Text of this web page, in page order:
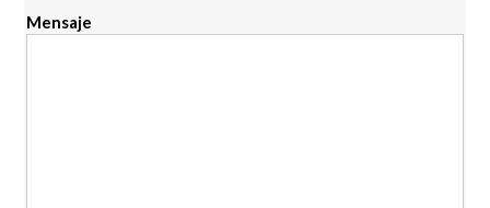
Mensaje